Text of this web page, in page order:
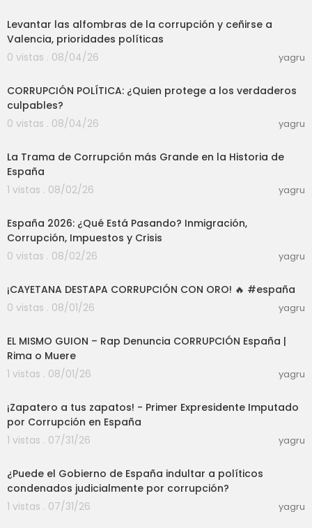
Levantar las alfombras de la corrupción y ceñirse a
Valencia, prioridades políticas
0 vistas . 08/04/26
yagru
CORRUPCIÓN POLÍTICA: ¿Quien protege a los verdaderos
culpables?
0 vistas . 08/04/26
yagru
La Trama de Corrupción más Grande en la Historia de
España
1 vistas . 08/02/26
yagru
España 2026: ¿Qué Está Pasando? Inmigración,
Corrupción, Impuestos y Crisis
0 vistas . 08/02/26
yagru
¡CAYETANA DESTAPA CORRUPCIÓN CON ORO! 🔥 #españa
0 vistas . 08/01/26
yagru
EL MISMO GUION – Rap Denuncia CORRUPCIÓN España |
Rima o Muere
1 vistas . 08/01/26
yagru
¡Zapatero a tus zapatos! - Primer Expresidente Imputado
por Corrupción en España
1 vistas . 07/31/26
yagru
¿Puede el Gobierno de España indultar a políticos
condenados judicialmente por corrupción?
1 vistas . 07/31/26
yagru